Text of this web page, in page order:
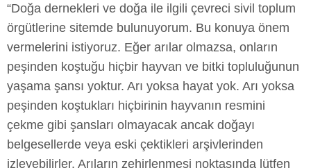
“Doğa dernekleri ve doğa ile ilgili çevreci sivil toplum
örgütlerine sitemde bulunuyorum. Bu konuya önem
vermelerini istiyoruz. Eğer arılar olmazsa, onların
peşinden koştuğu hiçbir hayvan ve bitki topluluğunun
yaşama şansı yoktur. Arı yoksa hayat yok. Arı yoksa
peşinden koştukları hiçbirinin hayvanın resmini
çekme gibi şansları olmayacak ancak doğayı
belgesellerde veya eski çektikleri arşivlerinden
izleyebilirler. Arıların zehirlenmesi noktasında lütfen